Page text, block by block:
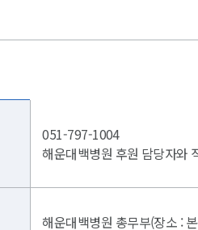
051-797-1004
해운대백병원 후원 담당자와
해운대백병원 총무부(장소 :